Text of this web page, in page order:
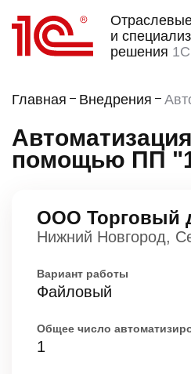
и
решения
Главная Внедрения
помощью ПП
ООО Торговый
Нижний Новгород,
Вариант работы
Файловый
Общее число
1